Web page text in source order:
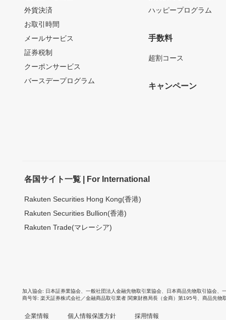
外貨決済
お取引時間
メールサービス
証券税制
クーポンサービス
バースデープログラム
ハッピープログラム
手数料
超割コース
キャンペーン
各国サイト一覧 | For International
Rakuten Securities Hong Kong(香港)
Rakuten Securities Bullion(香港)
Rakuten Trade(マレーシア)
加入協会 日本証券業協会 一般社団法人金融先物取引業協会 日本商品先物取引協会
商号等 楽天証券株式会社／金融商品取引業者 関東財務局長（金商）第195号、商品先物
企業情報 個人情報保護方針 採用情報